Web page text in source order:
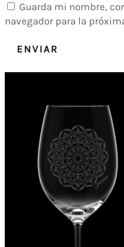
Guarda mi nombre,
navegador para la